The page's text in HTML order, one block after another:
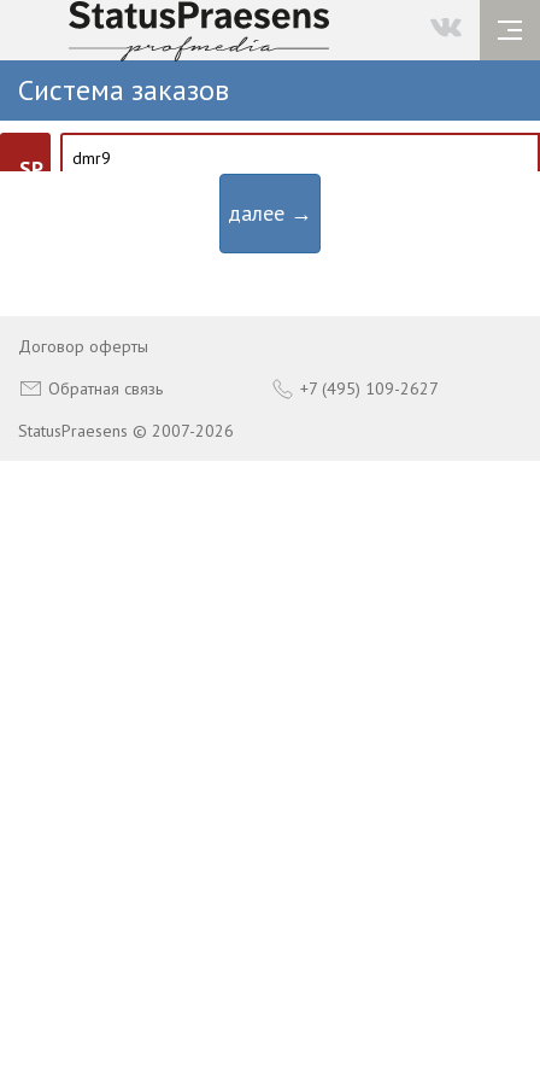
Система заказов
SP
далее →
Договор оферты
Обратная связь
+7 (495) 109-2627
StatusPraesens © 2007-2026